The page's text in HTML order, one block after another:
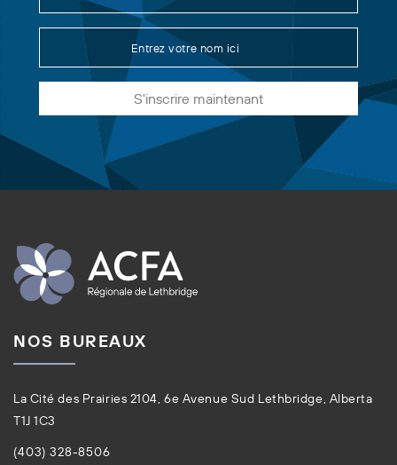
S'inscrire maintenant
NOS BUREAUX
La Cité des Prairies 2104, 6e Avenue Sud Lethbridge, Alberta
T1J 1C3
(403) 328-8506